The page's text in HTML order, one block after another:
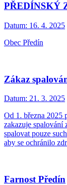
PŘEDÍNSKÝ
Datum: 16. 4. 2025
Obec Předín
Zákaz
Datum: 21. 3. 2025
Od 1. března 2025
zakazuje spalování
spalovat pouze
aby se ochránilo
Farnost Předín